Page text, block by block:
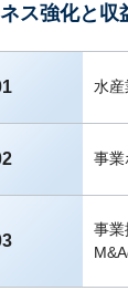
ス強化と
水産
事業
事業